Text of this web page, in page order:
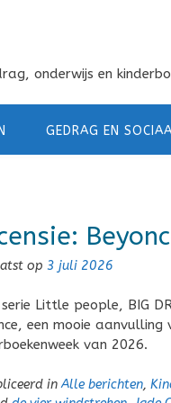
onderwijs en
GEDRAG EN
op 3 juli 2026
Little people, BIG
een mooie
van 2026.
inAlle berichten,